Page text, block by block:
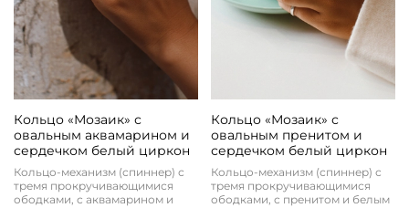
Кольцо «Мозаик» с
овальным аквамарином и
сердечком белый циркон
Кольцо-механизм (спиннер) с
тремя прокручивающимися
ободками, с аквамарином и
Кольцо «Мозаик» с
овальным пренитом и
сердечком белый циркон
Кольцо-механизм (спиннер) с
тремя прокручивающимися
ободками, с пренитом и белым